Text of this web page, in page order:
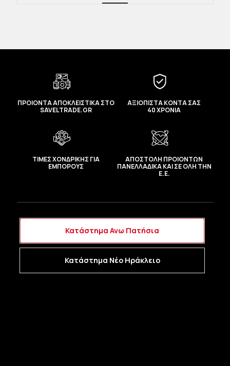
προδιαγραφές στεγανότητας και ασφαλούς
θερμοπλαστικόυψηλής αντοχής στη
ιδανική λύση αντικατάστασης για
περιπτώσεις καμένων επαφών, φθοράς ή
λιωμένης βάσης.
VW Golf IV (1J1 / 1J5) 1998 → 2004
Συμβατό με φανάρια Magneti Marelli
712377408469
NTY EZC-VW-357
VW / VAG 1J6945257
Magneti Marelli 712377408469
ΠΡΟΙΟΝΤΑ ΑΠΟΚΛΕΙΣΤΙΚΑ ΣΤΟ
SAVELTRADE.GR
ΑΞΙΟΠΙΣΤΑ ΚΟΝΤΑ ΣΑΣ
40 ΧΡΟΝΙΑ
ΤΙΜΕΣ ΧΟΝΔΡΙΚΗΣ ΓΙΑ
ΕΜΠΟΡΟΥΣ
ΑΠΟΣΤΟΛΗ ΠΡΟΙΟΝΤΩΝ
ΠΑΝΕΛΛΑΔΙΚΑ ΚΑΙ ΣΕ ΟΛΗ ΤΗΝ
Ε.Ε.
Κατάστημα Ανω Πατήσια
Κατάστημα Νέο Ηράκλειο